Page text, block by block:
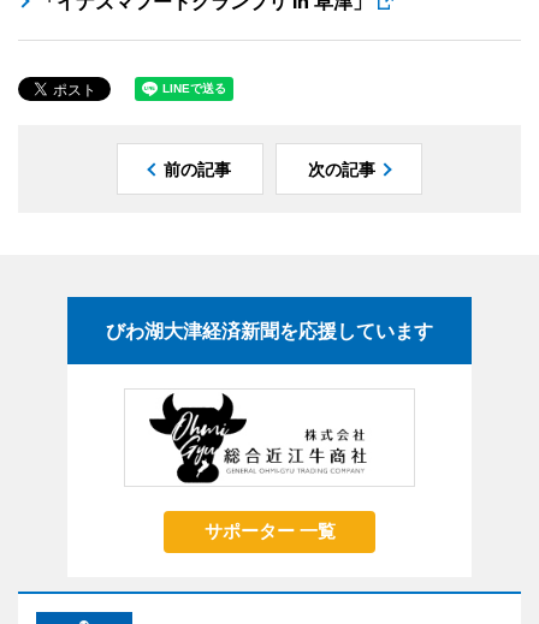
前の記事 次の記事
びわ湖大津経済新聞を応援しています
サポーター 一覧